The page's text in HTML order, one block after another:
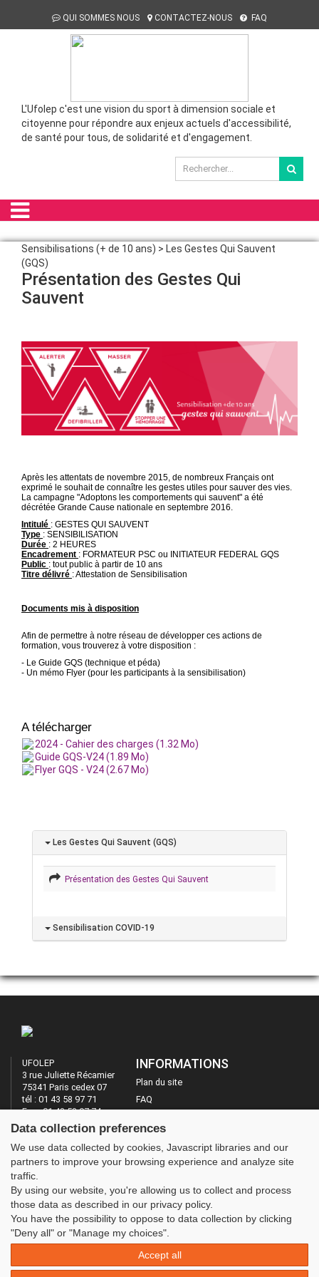
QUI SOMMES NOUS CONTACTEZ-NOUS FAQ
L'Ufolep c'est une vision du sport à dimension sociale et
citoyenne pour répondre aux enjeux actuels d'accessibilité,
de santé pour tous, de solidarité et d'engagement.
Sensibilisations (+ de 10 ans) > Les Gestes Qui Sauvent
(GQS)
Présentation des Gestes Qui
Sauvent
Après les attentats de novembre 2015, de nombreux Français ont
exprimé le souhait de connaître les gestes utiles pour sauver des vies.
La campagne "Adoptons les comportements qui sauvent" a été
décrétée Grande Cause nationale en septembre 2016.
Intitulé : GESTES QUI SAUVENT
Type : SENSIBILISATION
Durée : 2 HEURES
Encadrement : FORMATEUR PSC ou INITIATEUR FEDERAL GQS
Public : tout public à partir de 10 ans
Titre délivré : Attestation de Sensibilisation
Documents mis à disposition
Afin de permettre à notre réseau de développer ces actions de
formation, vous trouverez à votre disposition :
- Le Guide GQS (technique et péda)
- Un mémo Flyer (pour les participants à la sensibilisation)
A télécharger
2024 - Cahier des charges (1.32 Mo)
Guide GQS-V24 (1.89 Mo)
Flyer GQS - V24 (2.67 Mo)
Les Gestes Qui Sauvent (GQS)
Présentation des Gestes Qui Sauvent
Sensibilisation COVID-19
UFOLEP
3 rue Juliette Récamier
75341 Paris cedex 07
tél : 01 43 58 97 71
Fax : 01 43 58 97 74
INFORMATIONS
Plan du site
FAQ
Administration
LES SITES DE L'UFOLEP
Guide Asso
Communication Asso
Inscriptions évènements
Data collection preferences
We use data collected by cookies, Javascript libraries and our
partners to improve your browsing experience and analyze site
traffic.
By using our website, you're allowing us to collect and process
those data as described in our privacy policy.
You have the possibility to oppose to data collection by clicking
"Deny all" or "Manage my choices".
Accept all